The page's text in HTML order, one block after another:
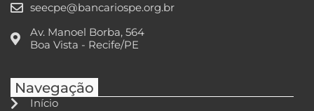
seecpe@bancariospe.org.br
Av. Manoel Borba, 564
Boa Vista - Recife/PE
Navegação
Início